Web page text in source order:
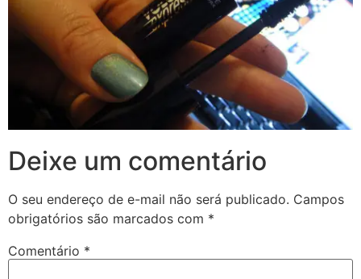
Deixe um comentário
O seu endereço de e-mail não será publicado. Campos
obrigatórios são marcados com *
Comentário *